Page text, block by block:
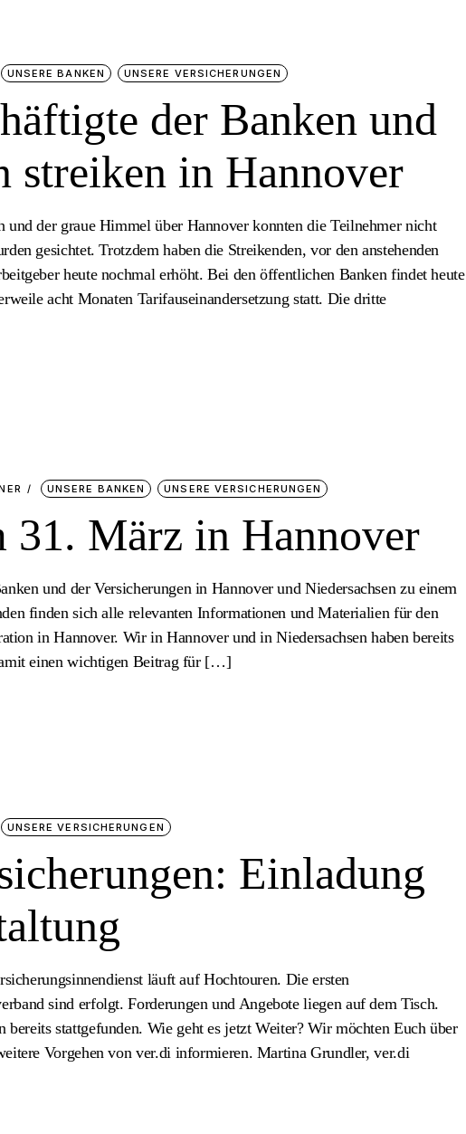
UNSERE BANKEN UNSERE VERSICHERUNGEN
der Banken und
streiken in Hannover
der graue Himmel über Hannover konnten die Teilnehmer nicht
gesichtet. Trotzdem haben die Streikenden, vor den anstehenden
heute nochmal erhöht. Bei den öffentlichen Banken findet heute
acht Monaten Tarifauseinandersetzung statt. Die dritte
UNSERE BANKEN UNSERE VERSICHERUNGEN
31. März in Hannover
und der Versicherungen in Hannover und Niedersachsen zu einem
finden sich alle relevanten Informationen und Materialien für den
in Hannover. Wir in Hannover und in Niedersachsen haben bereits
einen wichtigen Beitrag für […]
UNSERE VERSICHERUNGEN
Einladung
läuft auf Hochtouren. Die ersten
sind erfolgt. Forderungen und Angebote liegen auf dem Tisch.
bereits stattgefunden. Wie geht es jetzt Weiter? Wir möchten Euch über
Vorgehen von ver.di informieren. Martina Grundler, ver.di